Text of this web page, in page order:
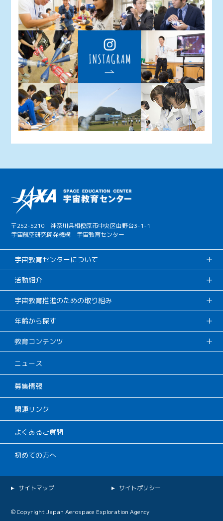
〒252-5210 神奈川県相模原市中央区由野台3-1-1
宇宙航空研究開発機構 宇宙教育センター
宇宙教育センターについて
活動紹介
宇宙教育推進のための取り組み
年齢から探す
教育コンテンツ
ニュース
募集情報
関連リンク
よくあるご質問
初めての方へ
© Copyright Japan Aerospace Exploration Agency
サイトマップ サイトポリシー